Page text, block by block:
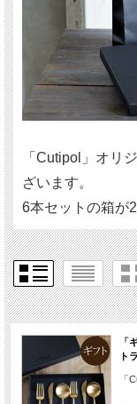
「Cutipol」オリ
ざいます。
6本セットの箱が
「
ト
「